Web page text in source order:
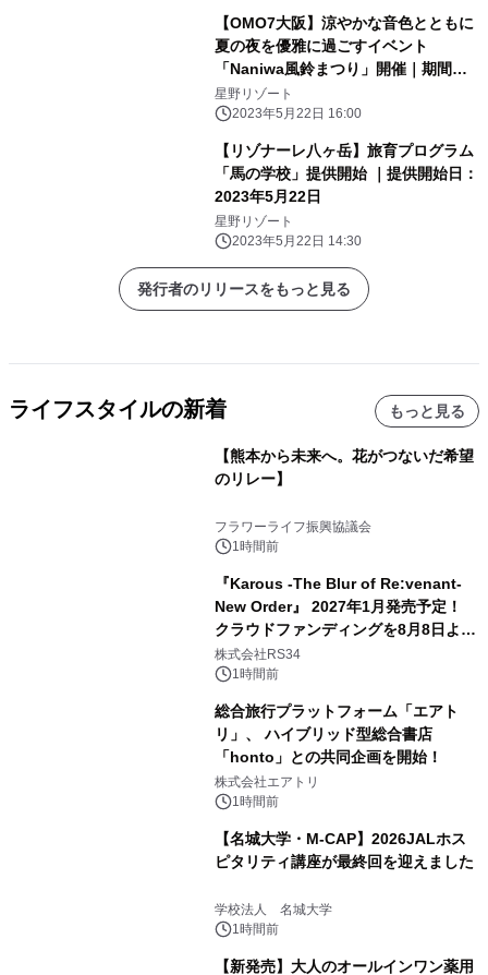
在プログラム～｜期間：2023年7月1
日〜8月31日
【OMO7大阪】涼やかな音色とともに
夏の夜を優雅に過ごすイベント
「Naniwa風鈴まつり」開催｜期間：
2023年6月1日～8月31日
星野リゾート
2023年5月22日 16:00
【リゾナーレ八ヶ岳】旅育プログラム
「馬の学校」提供開始 ｜提供開始日：
2023年5月22日
星野リゾート
2023年5月22日 14:30
発行者のリリースをもっと見る
ライフスタイルの新着 もっと見る
【熊本から未来へ。花がつないだ希望
のリレー】
フラワーライフ振興協議会
1時間前
『Karous -The Blur of Re:venant-
New Order』 2027年1月発売予定！
クラウドファンディングを8月8日より
開始
株式会社RS34
1時間前
総合旅行プラットフォーム「エアト
リ」、 ハイブリッド型総合書店
「honto」との共同企画を開始！
株式会社エアトリ
1時間前
【名城大学・M-CAP】2026JALホス
ピタリティ講座が最終回を迎えました
学校法人 名城大学
1時間前
【新発売】大人のオールインワン薬用